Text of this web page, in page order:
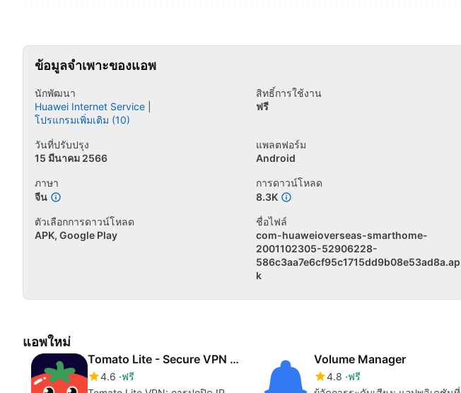
ข้อมูลจำเพาะของแอพ
นักพัฒนา
Huawei Internet Service
โปรแกรมเพิ่มเติม (10)
สิทธิ์การใช้งาน
ฟรี
วันที่ปรับปรุง
15 มีนาคม 2566
แพลตฟอร์ม
Android
ภาษา
จีน
การดาวน์โหลด
8.3K
ตัวเลือกการดาวน์โหลด
APK, Google Play
ชื่อไฟล์
com-huaweioverseas-smarthome-
2001102305-52906228-
586c3aa7e6cf95c1715dd9b08e53ad8a.ap
k
แอพใหม่
Tomato Lite - Secure VPN Proxy
4.6 ฟรี
Volume Manager
4.8 ฟรี